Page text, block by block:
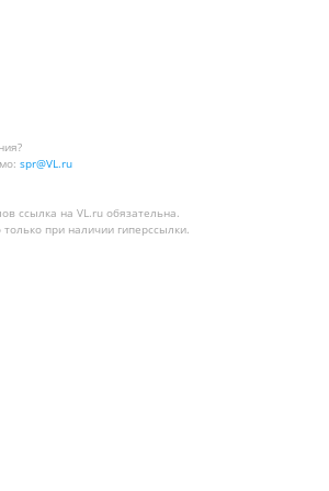
spr@VL.ru
ссылка на VL.ru обязательна.
при наличии гиперссылки.